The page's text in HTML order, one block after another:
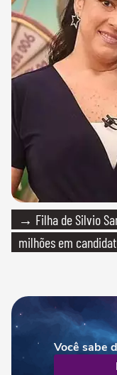
→ Filha de Silvio
milhões em
Você sabe